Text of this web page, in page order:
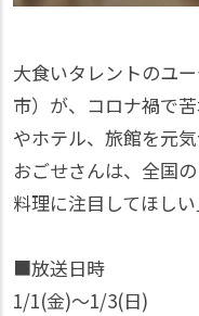
大食いタレントのユ
市）が、コロナ禍で
やホテル、旅館を元
おごせさんは、全国
料理に注目してほしい
■放送日時
1/1(金)〜1/3(日)